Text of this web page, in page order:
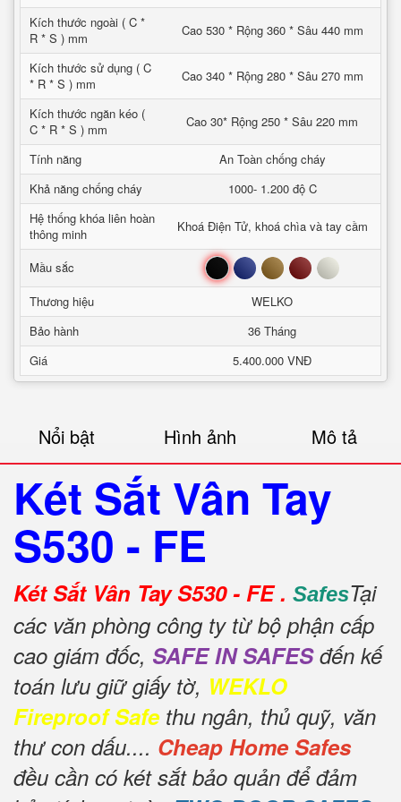
Kích thước ngoài ( C *
R * S ) mm
Cao 530 * Rộng 360 * Sâu 440 mm
Kích thước sử dụng ( C
* R * S ) mm
Cao 340 * Rộng 280 * Sâu 270 mm
Kích thước ngăn kéo (
C * R * S ) mm
Cao 30* Rộng 250 * Sâu 220 mm
Tính năng
An Toàn chống cháy
Khả năng chống cháy
1000- 1.200 độ C
Hệ thống khóa liên hoàn
thông minh
Khoá Điện Tử, khoá chìa và tay cầm
Mầu sắc Đen Xanh Nâu Đỏ Trắng
Thương hiệu
WELKO
Bảo hành
36 Tháng
Giá
5.400.000 VNĐ
Nổi bật Hình ảnh Mô tả
Két Sắt Vân Tay
S530 - FE
Két Sắt Vân Tay S530 - FE . SafesTại
các văn phòng công ty từ bộ phận cấp
cao giám đốc, SAFE IN SAFESđến kế
toán lưu giữ giấy tờ, WEKLO
Fireproof Safethu ngân, thủ quỹ, văn
thư con dấu.... Cheap Home Safes
đều cần có két sắt bảo quản để đảm